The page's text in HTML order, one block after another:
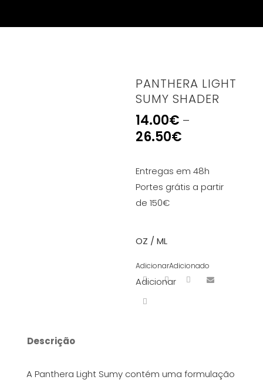
PANTHERA LIGHT
SUMY SHADER
14.00€ –
26.50€
Entregas em 48h
Portes grátis a partir
de 150€
OZ / ML
AdicionarAdicionado
Adicionar
Descrição
A Panthera Light Sumy contém uma formulação